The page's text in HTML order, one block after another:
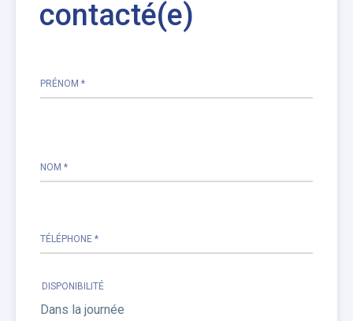
contacté(e)
PRÉNOM *
this
field
NOM *
TÉLÉPHONE *
DISPONIBILITÉ